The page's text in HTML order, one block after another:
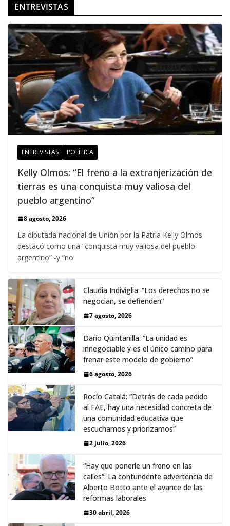
ENTREVISTAS
ENTREVISTAS POLÍTICA
Kelly Olmos: “El freno a la extranjerización de
tierras es una conquista muy valiosa del
pueblo argentino”
8 agosto, 2026
La diputada nacional de Unión por la Patria Kelly Olmos
destacó como una “conquista muy valiosa del pueblo
argentino” -y “no
Claudia Indiviglia: “Los derechos no se
negocian, se defienden”
7 agosto, 2026
Darío Quintanilla: “La unidad es
innegociable y es el único camino para
frenar este modelo de gobierno”
6 agosto, 2026
Rocío Catalá: “Detrás de cada pedido
al FAE, hay una necesidad concreta de
una comunidad educativa que
escuchamos y priorizamos”
2 julio, 2026
“Hay que ponerle un freno en las
calles”: La contundente advertencia de
Alberto Botto ante el avance de las
reformas laborales
30 abril, 2026